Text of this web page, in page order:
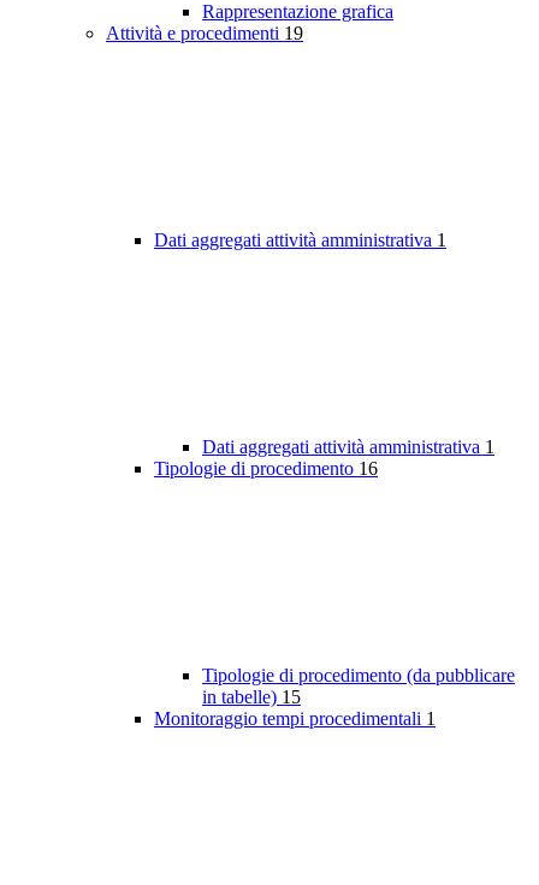
Rappresentazione grafica
Attività e procedimenti 19
Dati aggregati attività amministrativa 1
Dati aggregati attività amministrativa 1
Tipologie di procedimento 16
Tipologie di procedimento (da pubblicare
in tabelle) 15
Monitoraggio tempi procedimentali 1